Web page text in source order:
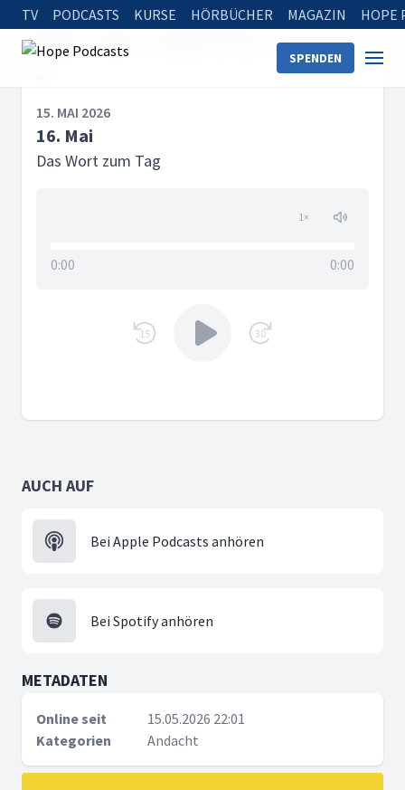
TV PODCASTS KURSE HÖRBÜCHER MAGAZIN HOPE
SPENDEN
Startseite 16. Mai
15. MAI 2026
16. Mai
Das Wort zum Tag
1×
0:00 0:00
15 30
AUCH AUF
Bei Apple Podcasts anhören
Bei Spotify anhören
METADATEN
Online seit
15.05.2026 22:01
Kategorien
Andacht